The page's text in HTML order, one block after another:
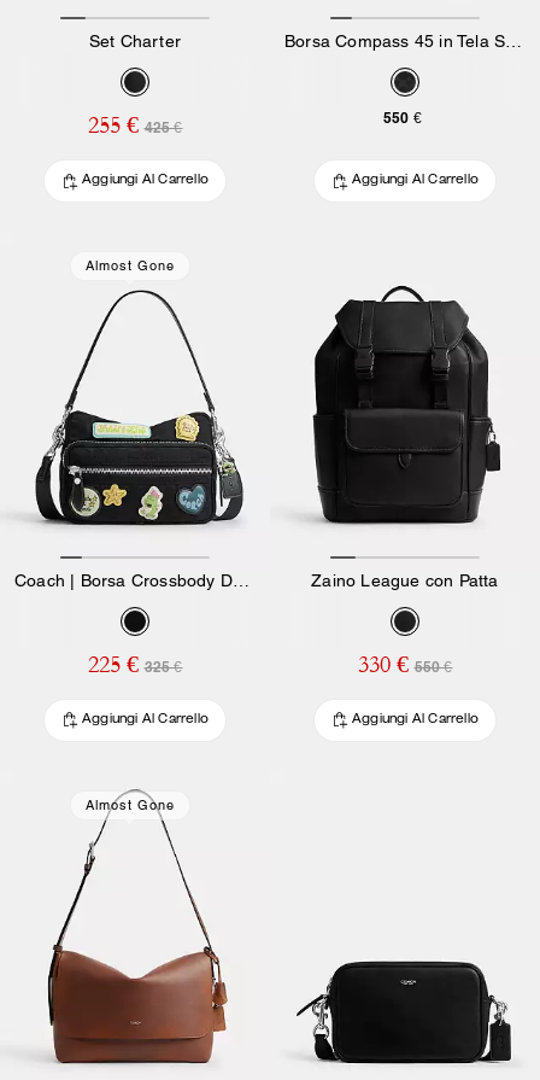
Set Charter
255 € 425 €
Aggiungi Al Carrello
550 €
Aggiungi Al Carrello
Almost Gone
225 € 325 €
Aggiungi Al Carrello
Zaino League con Patta
330 € 550 €
Aggiungi Al Carrello
Almost Gone